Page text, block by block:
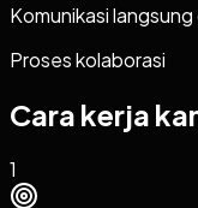
Komunikasi
Proses kolaborasi
Cara kerja
1